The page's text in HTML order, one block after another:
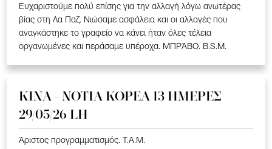
Ευχαριστούμε πολύ επίσης για την αλλαγή λόγω ανωτέρας
βίας στη Λα Παζ. Νιώσαμε ασφάλεια και οι αλλαγές που
αναγκάστηκε το γραφείο να κάνει ήταν όλες τέλεια
οργανωμένες και περάσαμε υπέροχα. ΜΠΡΆΒΟ. B.S.M.
ΚΙΝΑ - ΝΟΤΙΑ ΚΟΡΕΑ 13 ΗΜΕΡΕΣ
29/05/26 LH
Άριστος προγραμματισμός. T.A.M.